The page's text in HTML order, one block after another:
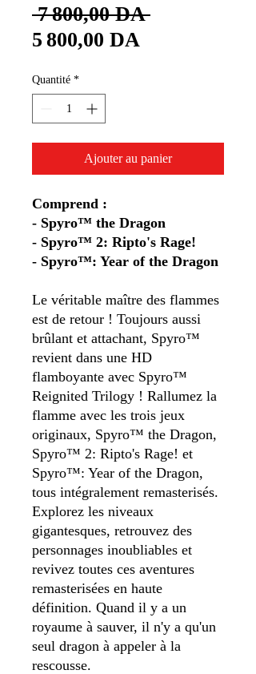
7 800,00 DA Prix
5 800,00 DA
Quantité *
Ajouter au panier
Comprend :
- Spyro™ the Dragon
- Spyro™ 2: Ripto's Rage!
- Spyro™: Year of the Dragon
Le véritable maître des flammes
est de retour ! Toujours aussi
brûlant et attachant, Spyro™
revient dans une HD
flamboyante avec Spyro™
Reignited Trilogy ! Rallumez la
flamme avec les trois jeux
originaux, Spyro™ the Dragon,
Spyro™ 2: Ripto's Rage! et
Spyro™: Year of the Dragon,
tous intégralement remasterisés.
Explorez les niveaux
gigantesques, retrouvez des
personnages inoubliables et
revivez toutes ces aventures
remasterisées en haute
définition. Quand il y a un
royaume à sauver, il n'y a qu'un
seul dragon à appeler à la
rescousse.